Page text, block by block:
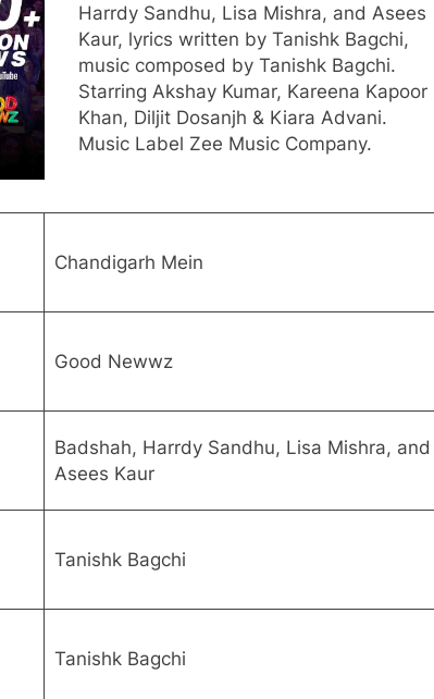
Harrdy Sandhu, Lisa Mishra, and Asees
Kaur, lyrics written by Tanishk Bagchi,
music composed by Tanishk Bagchi.
Starring Akshay Kumar, Kareena Kapoor
Khan, Diljit Dosanjh & Kiara Advani.
Music Label Zee Music Company.
Chandigarh Mein
Good Newwz
Badshah, Harrdy Sandhu, Lisa Mishra, and
Asees Kaur
Tanishk Bagchi
Tanishk Bagchi